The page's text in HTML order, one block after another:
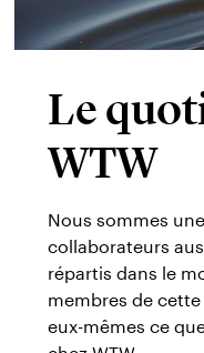
Le
WTW
Nous sommes
collaborateurs
répartis dans le
membres de
eux-mêmes ce